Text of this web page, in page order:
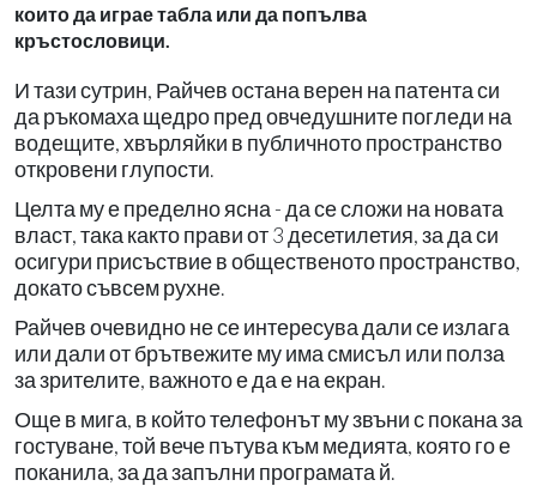
които да играе табла или да попълва
кръстословици.
И тази сутрин, Райчев остана верен на патента си
да ръкомаха щедро пред овчедушните погледи на
водещите, хвърляйки в публичното пространство
откровени глупости.
Целта му е пределно ясна - да се сложи на новата
власт, така както прави от 3 десетилетия, за да си
осигури присъствие в общественото пространство,
докато съвсем рухне.
Райчев очевидно не се интересува дали се излага
или дали от брътвежите му има смисъл или полза
за зрителите, важното е да е на екран.
Още в мига, в който телефонът му звъни с покана за
гостуване, той вече пътува към медията, която го е
поканила, за да запълни програмата й.